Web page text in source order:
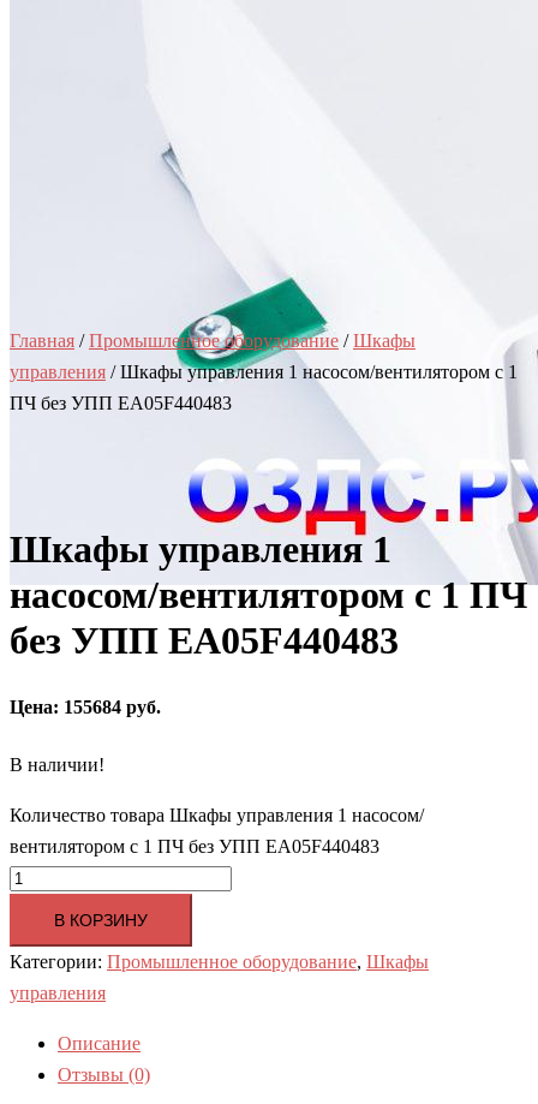
Главная /Промышленное оборудование /Шкафы
управления / Шкафы управления 1 насосом/вентилятором с 1
ПЧ без УПП EA05F440483
Шкафы управления 1
насосом/вентилятором с 1 ПЧ
без УПП EA05F440483
Цена: 155684 руб.
В наличии!
Количество товара Шкафы управления 1 насосом/
вентилятором с 1 ПЧ без УПП EA05F440483
В КОРЗИНУ
Категории: Промышленное оборудование, Шкафы
управления
Описание
Отзывы (0)